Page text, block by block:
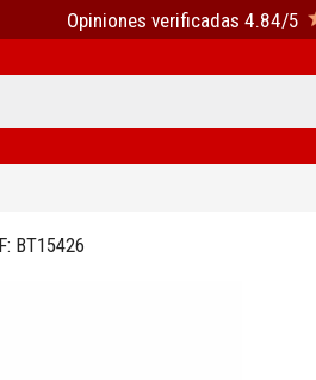
Opiniones verificadas 4.84/5
BT15426